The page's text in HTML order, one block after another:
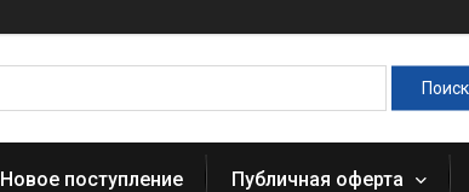
Новое поступление Публичная оферта